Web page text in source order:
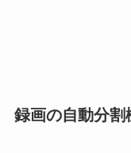
録画の自動分割